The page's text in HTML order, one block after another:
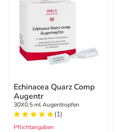
Echinacea Quarz Comp
Augentr
30X0.5 ml Augentropfen
(1)
Pflichtangaben